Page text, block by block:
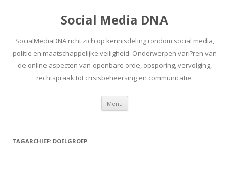
Social Media DNA
SocialMediaDNA richt zich op kennisdeling rondom social media,
politie en maatschappelijke veiligheid. Onderwerpen vari?ren van
de online aspecten van openbare orde, opsporing, vervolging,
rechtspraak tot crisisbeheersing en communicatie.
Menu Spring
inhoud
TAGARCHIEF: DOELGROEP